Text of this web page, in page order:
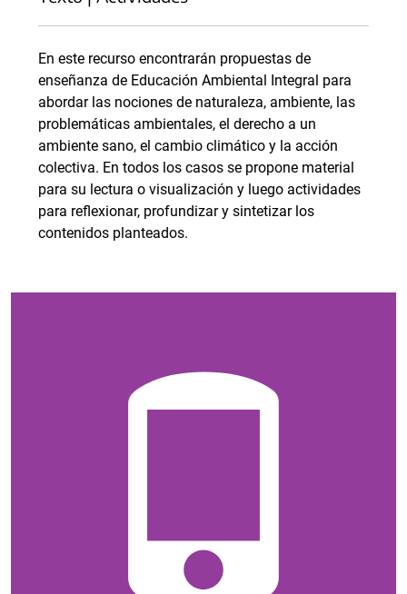
En este recurso encontrarán propuestas de
enseñanza de Educación Ambiental Integral para
abordar las nociones de naturaleza, ambiente, las
problemáticas ambientales, el derecho a un
ambiente sano, el cambio climático y la acción
colectiva. En todos los casos se propone material
para su lectura o visualización y luego actividades
para reflexionar, profundizar y sintetizar los
contenidos planteados.